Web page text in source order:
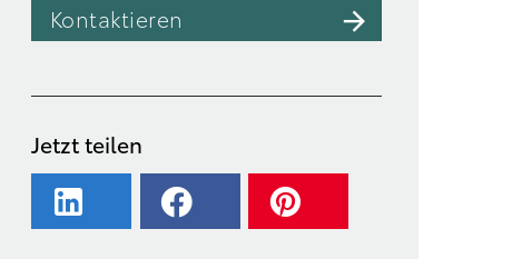
Kontaktieren
Jetzt teilen